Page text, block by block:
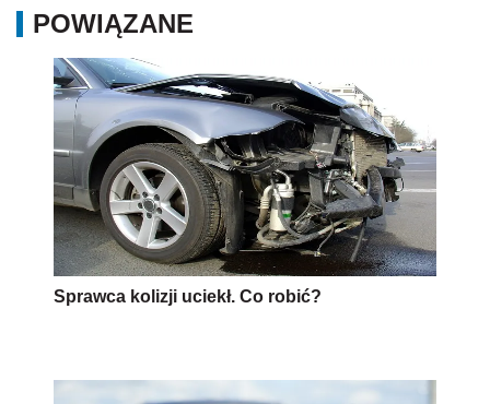
POWIĄZANE
Sprawca kolizji uciekł. Co robić?